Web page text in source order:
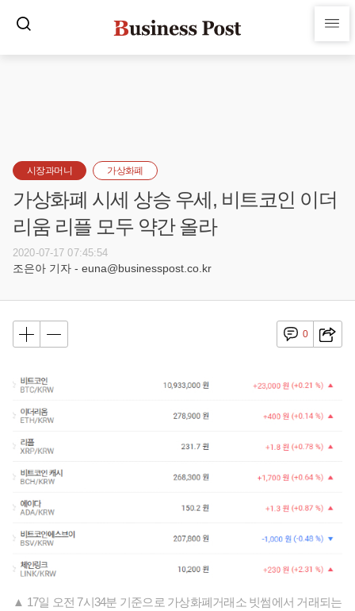
시장과머니 가상화폐
가상화폐 시세 상승 우세, 비트코인 이더
리움 리플 모두 약간 올라
2020-07-17 07:45:54
조은아 기자 - euna@businesspost.co.kr
0
▲ 17일 오전 7시34분 기준으로 가상화폐거래소 빗썸에서 거래되는